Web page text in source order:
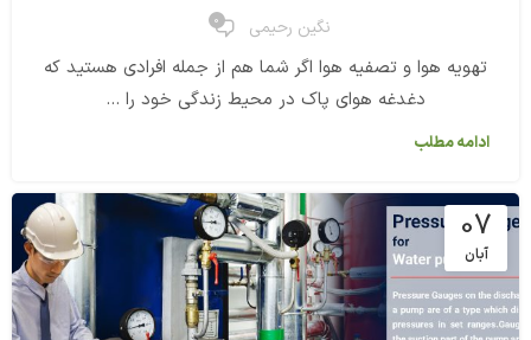
نگین رحیمی 0
تهویه هوا و تصفیه هوا اگر شما هم از جمله افرادی هستید که
دغدغه هوای پاک در محیط زندگی خود را ...
ادامه مطلب
07
آبان